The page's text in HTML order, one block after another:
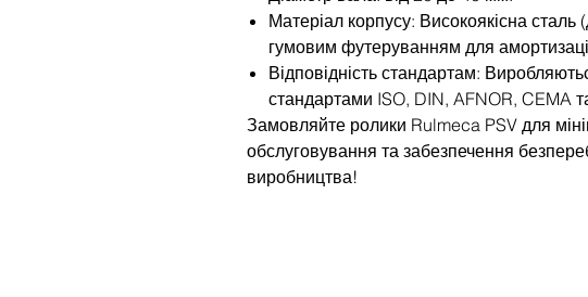
Матеріал корпусу: Високоякісна сталь
гумовим футеруванням для
Відповідність стандартам:
стандартами ISO, DIN, AFNOR, CEMA
Замовляйте ролики Rulmeca PSV для
обслуговування та забезпечення
виробництва!